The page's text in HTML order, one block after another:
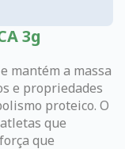
3g
mantém a massa
e propriedades
proteico. O
que
que